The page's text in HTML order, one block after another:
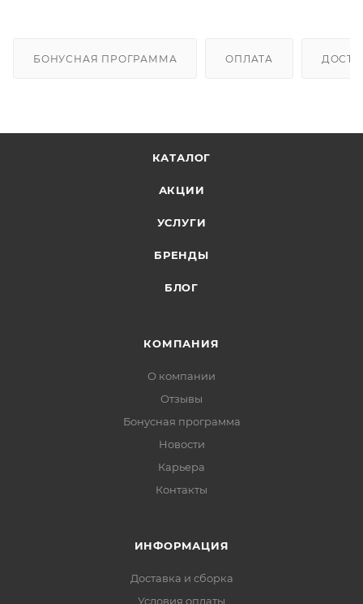
БОНУСНАЯ ПРОГРАММА ОПЛАТА
КАТАЛОГ
АКЦИИ
УСЛУГИ
БРЕНДЫ
БЛОГ
КОМПАНИЯ
О компании
Отзывы
Бонусная программа
Новости
Карьера
Контакты
ИНФОРМАЦИЯ
Доставка и сборка
Условия оплаты